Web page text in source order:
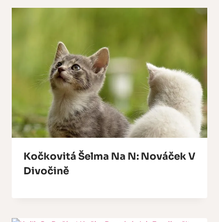
Kočkovitá Šelma Na N: Nováček V
Divočině